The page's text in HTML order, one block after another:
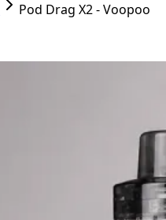
Pod Drag X2 - Voopoo